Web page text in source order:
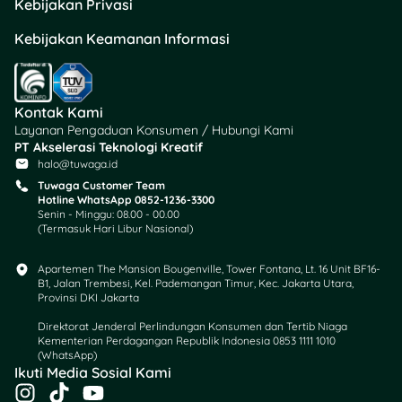
✨ Dengan mengikuti 10
cara memilih tas yang
cocok untuk pekerjaan di
atas, kamu nggak cuma
tampil lebih keren, tapi juga
jadi lebih profesional.Win-
win
Butuh dana buat beli tas
kerja impian? Atau mau
mulai atur cashflow supaya
pengeluaran lifestyle tetap
aman?
🎯 Langsung aja keTuwaga
– platform lengkap yang
bantu kamu:
Kebijakan Privasi
Kebijakan Keamanan Informasi
Kontak Kami
Layanan Pengaduan Konsumen / Hubungi Kami
PT Akselerasi Teknologi Kreatif
halo@tuwaga.id
Tuwaga Customer Team
Hotline WhatsApp 0852-1236-3300
Senin - Minggu: 08.00 - 00.00
(Termasuk Hari Libur Nasional)
Apartemen The Mansion Bougenville, Tower Fontana, Lt. 16 Unit BF16-
B1, Jalan Trembesi, Kel. Pademangan Timur, Kec. Jakarta Utara,
Provinsi DKI Jakarta
Direktorat Jenderal Perlindungan Konsumen dan Tertib Niaga
Kementerian Perdagangan Republik Indonesia 0853 1111 1010
(WhatsApp)​
Ikuti Media Sosial Kami
I
T
Y